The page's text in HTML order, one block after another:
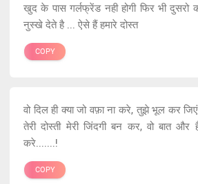
खुद के पास गर्लफ्रेंड नही होगी फिर भी
नुस्खे देते है ... ऐसे हैं हमारे दोस्त
COPY
वो दिल ही क्या जो वफ़ा ना करे, तुझे भूल कर
तेरी दोस्ती मेरी जिंदगी बन कर, वो बात
करे.......!
COPY